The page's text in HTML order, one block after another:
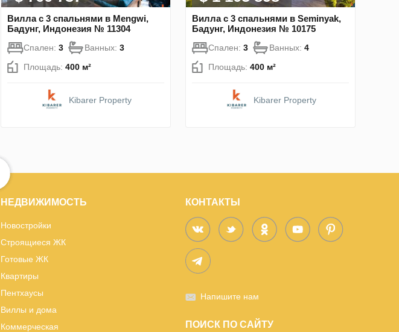
Вилла с 3 спальнями в Mengwi,
Бадунг, Индонезия № 11304
Спален: 3 Ванных: 3
Площадь: 400 м²
Kibarer Property
Вилла с 3 спальнями в Seminyak,
Бадунг, Индонезия № 10175
Спален: 3 Ванных: 4
Площадь: 400 м²
Kibarer Property
НЕДВИЖИМОСТЬ
Новостройки
Строящиеся ЖК
Готовые ЖК
Квартиры
Пентхаусы
Виллы и дома
Коммерческая
КОНТАКТЫ
Напишите нам
ПОИСК ПО САЙТУ